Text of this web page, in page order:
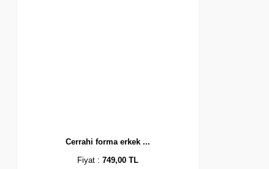
Cerrahi forma erkek ...
Fiyat :749,00 TL